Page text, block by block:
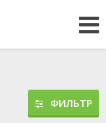
ФИЛЬТР